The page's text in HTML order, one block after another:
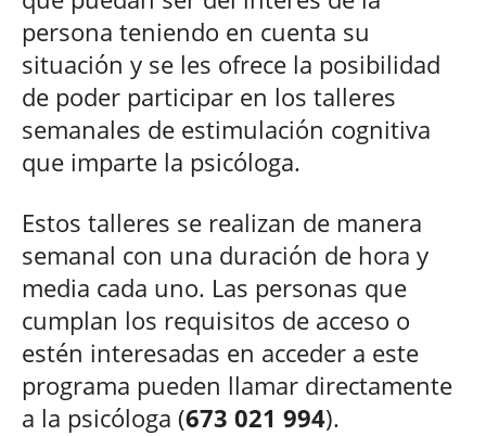
persona teniendo en cuenta su
situación y se les ofrece la posibilidad
de poder participar en los talleres
semanales de estimulación cognitiva
que imparte la psicóloga.
Estos talleres se realizan de manera
semanal con una duración de hora y
media cada uno. Las personas que
cumplan los requisitos de acceso o
estén interesadas en acceder a este
programa pueden llamar directamente
a la psicóloga (673 021 994).